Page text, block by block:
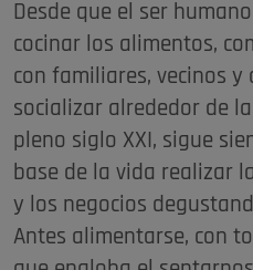
Desde que el ser
cocinar los alimentos,
con familiares, vecinos y
socializar alrededor de
pleno siglo XXI, sigue
base de la vida realizar
y los negocios
Antes alimentarse, con